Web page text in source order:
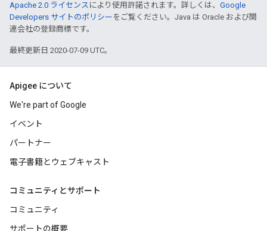
Apache 2.0 ライセンス により使用許諾されます。詳しくは、 Google
Developers サイトのポリシー をご覧ください。Java は Oracle および関
連会社の登録商標です。
最終更新日 2020-07-09 UTC。
Apigee について
We're part of Google
イベント
パートナー
電子書籍とウェブキャスト
コミュニティとサポート
コミュニティ
サポートの概要